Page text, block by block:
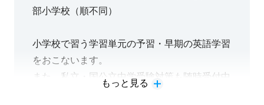
部小学校（順不同）
小学校で習う学習単元の予習・早期の英語学習
をおこないます。
また、私立・国公立中学受験対策も随時受付中
もっと見る